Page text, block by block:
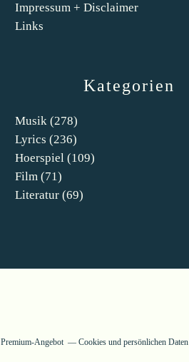
Kategorien
Musik (278)
Lyrics (236)
Hoerspiel (109)
Film (71)
Literatur (69)
Impressum + Disclaimer
Links
Premium-Angebot Cookies und persönlichen Daten